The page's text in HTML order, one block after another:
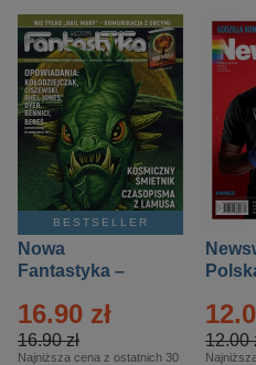
BESTSELLER
Nowa
Fantastyka –
16.90 zł
16.90 zł
Najniższa cena z ostatnich 30
12.00